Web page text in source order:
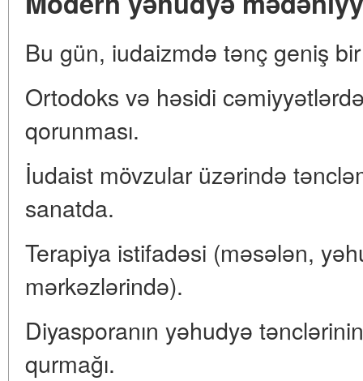
Bu gün, iudaizmdə tənç geniş
Ortodoks və həsidi
qorunması.
İudaist mövzular üzərində
sanatda.
Terapiya istifadəsi (məsələn,
mərkəzlərində).
Diyasporanın yəhudyə
qurmağı.